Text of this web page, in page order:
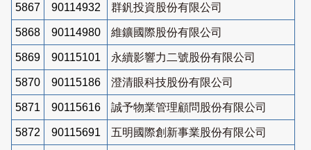
5867 90114932 群釩投資股份有限公司
5868 90114980 維鑛國際股份有限公司
5869 90115101 永續影響力二號股份有限公司
5870 90115186 澄清眼科技股份有限公司
5871 90115616 誠予物業管理顧問股份有限公司
5872 90115691 五明國際創新事業股份有限公司